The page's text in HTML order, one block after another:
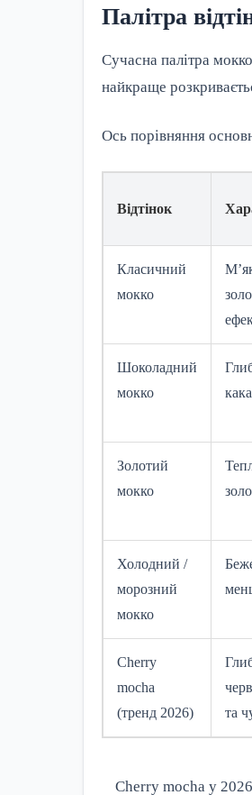
Палітра
Сучасна палітра
найкраще
Ось порівняння
Відтінок
Класичний
мокко
Шоколадний
мокко
Золотий
мокко
Холодний /
морозний
мокко
Cherry
mocha
(тренд 2026)
та
Cherry mocha у